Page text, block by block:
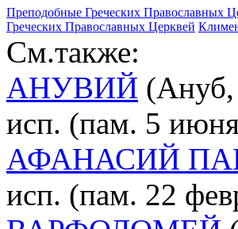
Преподобные Греческих Православных
Греческих Православных Церквей
См.также:
АНУВИЙ
исп. (пам. 5
АФАНАСИЙ
исп. (пам. 22